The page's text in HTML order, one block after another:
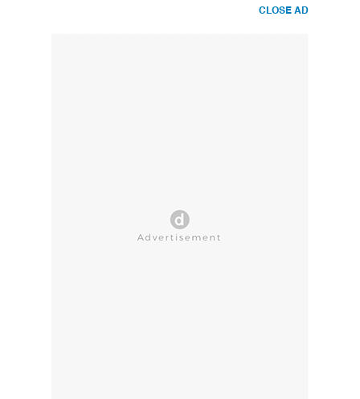
CLOSE AD